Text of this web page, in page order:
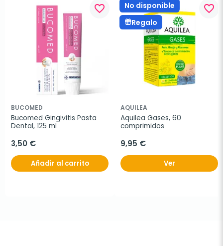
favorite_border
BUCOMED
Bucomed Gingivitis Pasta
Dental, 125 ml
3,50 €
Añadir al carrito
No disponible
Regalo
favorite_border
AQUILEA
Aquilea Gases, 60
comprimidos
9,95 €
Ver